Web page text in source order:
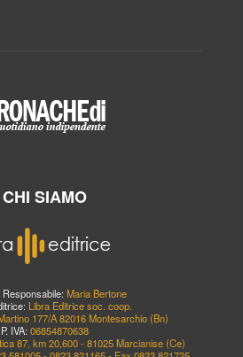
CHI SIAMO
Maria Bertone
Libra Editrice soc. coop.
177/A 82016 Montesarchio (Bn)
P. IVA: 06854870638
87, km 20,600 - 81025 Marcianise (Ce)